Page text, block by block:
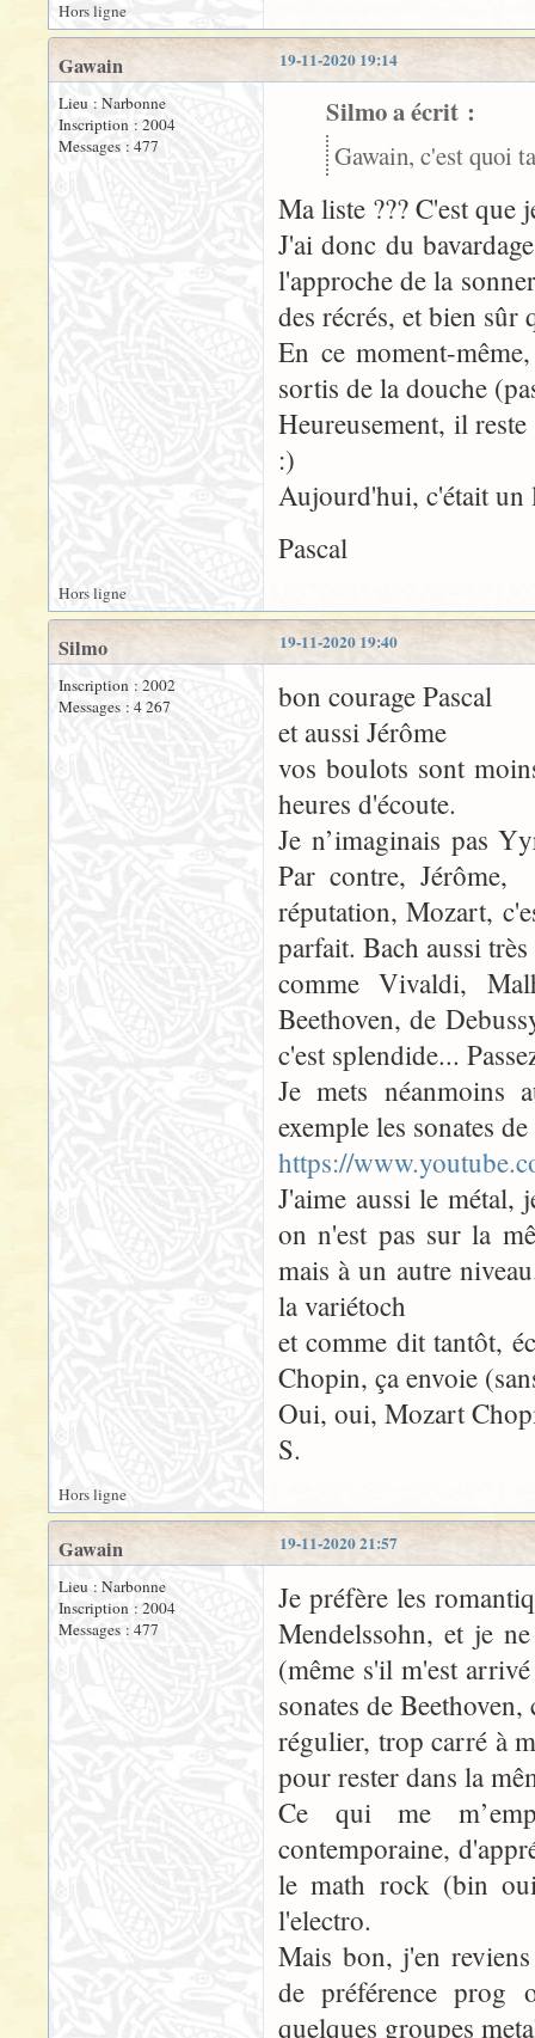
Hors ligne
19-11-2020 19:14
Gawain
Lieu : Narbonne
Inscription : 2004
Messages : 477
Silmo a écrit :
Gawain, c'est quoi
Ma liste ??? C'est que
J'ai donc du
l'approche de la
des récrés, et bien sûr
En ce moment-
sortis de la douche
Heureusement, il
:)
Aujourd'hui, c'était un
Pascal
Hors ligne
19-11-2020 19:40
Silmo
Inscription : 2002
Messages : 4 267
bon courage Pascal
et aussi Jérôme
vos boulots sont
heures d'écoute.
Je n’imaginais pas
Par contre, Jérôme,
réputation, Mozart,
parfait. Bach aussi
comme Vivaldi,
Beethoven, de
c'est splendide...
Je mets néanmoins
exemple les sonates
https://
J'aime aussi le métal,
on n'est pas sur la
mais à un autre
la variétoch
et comme dit tantôt,
Chopin, ça envoie
Oui, oui, Mozart
S.
Hors ligne
19-11-2020 21:57
Gawain
Lieu : Narbonne
Inscription : 2004
Messages : 477
Je préfère les
Mendelssohn, et je
(même s'il m'est
sonates de
régulier, trop carré à
pour rester dans la
Ce qui me
contemporaine,
le math rock (bin
l'electro.
Mais bon, j'en
de préférence prog
quelques groupes